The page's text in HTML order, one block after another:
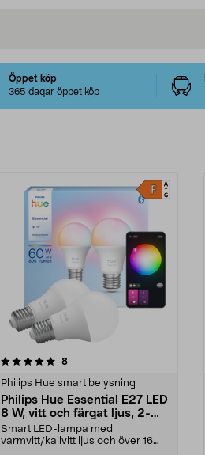
Öppet köp
365 dagar öppet köp
8recensioner
Philips Hue smart belysning
Philips Hue Essential E27 LED
8 W, vitt och färgat ljus, 2-
pack
Smart LED-lampa med
varmvitt/kallvitt ljus och över 16
4.5 av 5 stjärnor